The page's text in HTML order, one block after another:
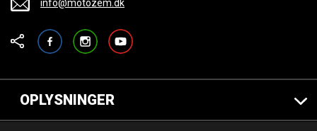
info@motozem.dk
FacebookInstagramYouTube
OPLYSNINGER